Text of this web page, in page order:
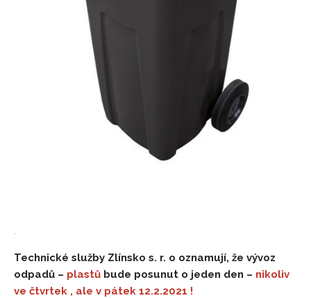
.
Technické služby Zlínsko s. r. o oznamují, že vývoz
odpadů – plastů bude posunut o jeden den – nikoliv
ve čtvrtek , ale v pátek 12.2.2021 !